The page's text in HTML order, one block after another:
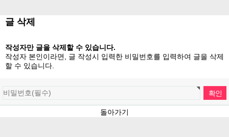
글 삭제
작성자만 글을 삭제할 수 있습니다.
작성자 본인이라면, 글 작성시 입력한 비밀번호를 입력하여 글을 삭제
할 수 있습니다.
돌아가기